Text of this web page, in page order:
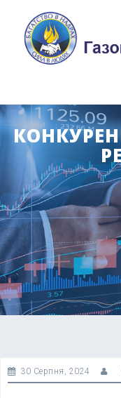
content
30 Серпня, 2024